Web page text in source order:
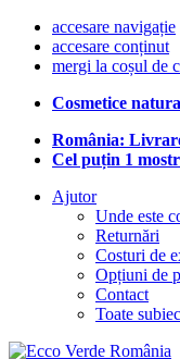
accesare navigație
accesare conținut
mergi la coșul de
Cosmetice
România:
Cel puțin 1
Ajutor
Unde este
Returnări
Costuri de
Opțiuni de
Contact
Toate